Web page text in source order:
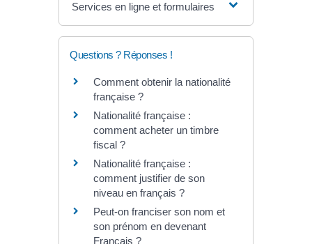
Services en ligne et formulaires
Questions ? Réponses !
Comment obtenir la nationalité
française ?
Nationalité française :
comment acheter un timbre
fiscal ?
Nationalité française :
comment justifier de son
niveau en français ?
Peut-on franciser son nom et
son prénom en devenant
Français ?